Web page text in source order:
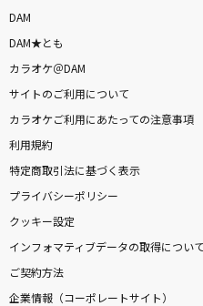
DAM
DAM★とも
カラオケ＠DAM
サイトのご利用について
カラオケご利用にあたっての注意事項
利用規約
特定商取引法に基づく表示
プライバシーポリシー
クッキー設定
インフォマティブデータの取得について
ご契約方法
企業情報（コーポレートサイト）